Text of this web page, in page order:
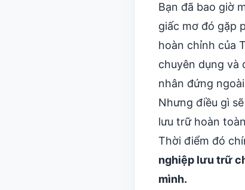
Bạn đã bao giờ
giấc mơ đó gặp
hoàn chỉnh của
chuyên dụng và
nhân đứng
Nhưng điều gì
lưu trữ hoàn
Thời điểm đó
nghiệp lưu trữ
mình.